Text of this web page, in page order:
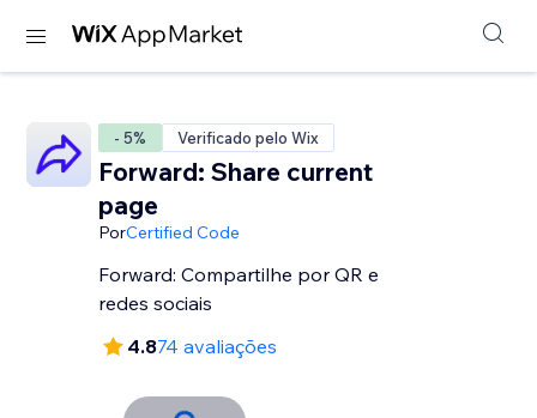
- 5% Verificado pelo Wix
Forward: Share current
page
PorCertified Code
Forward: Compartilhe por QR e
redes sociais
4.874 avaliações